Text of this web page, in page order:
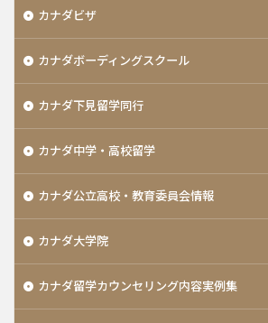
カナダビザ
カナダボーディングスクール
カナダ下見留学同行
カナダ中学・高校留学
カナダ公立高校・教育委員会情報
カナダ大学院
カナダ留学カウンセリング内容実例集